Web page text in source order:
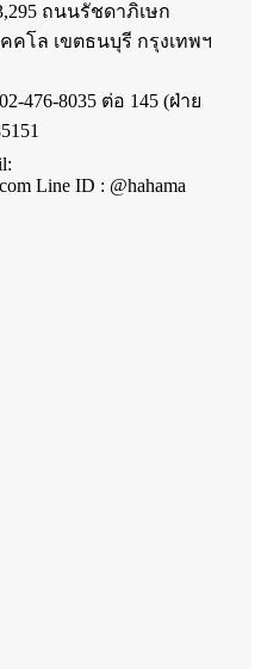
ถนนรัชดาภิเษก
คโล เขตธนบุรี กรุงเทพฯ
476-8035 ต่อ 145 (ฝ่าย
Line ID : @hahama